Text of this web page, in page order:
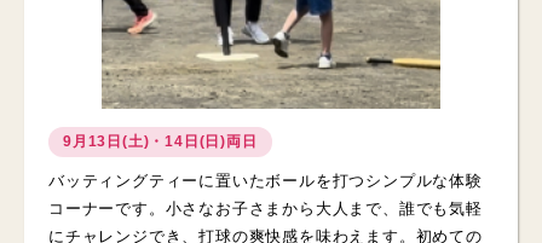
9月13日(土)・14日(日)両日
バッティングティーに置いたボールを打つシンプルな体験
コーナーです。小さなお子さまから大人まで、誰でも気軽
にチャレンジでき、打球の爽快感を味わえます。初めての